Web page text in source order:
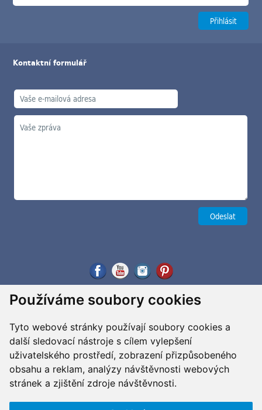
Používáme soubory cookies
Tyto webové stránky používají soubory cookies a
další sledovací nástroje s cílem vylepšení
uživatelského prostředí, zobrazení přizpůsobeného
obsahu a reklam, analýzy návštěvnosti webových
stránek a zjištění zdroje návštěvnosti.
Kontaktní formulář